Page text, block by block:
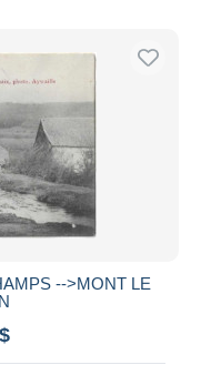
-->MONT LE